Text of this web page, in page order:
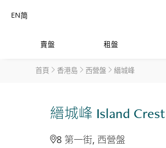
賣盤 租盤
EN简
首頁 香港島 西營盤 縉城峰
縉城峰 Island Crest
8 第一街, 西營盤